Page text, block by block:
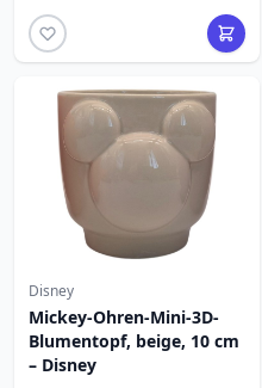
Disney
Mickey-Ohren-Mini-3D-
Blumentopf, beige, 10 cm
– Disney